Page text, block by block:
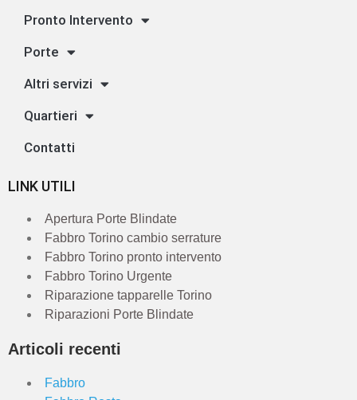
Pronto Intervento
Porte
Altri servizi
Quartieri
Contatti
LINK UTILI
Apertura Porte Blindate
Fabbro Torino cambio serrature
Fabbro Torino pronto intervento
Fabbro Torino Urgente
Riparazione tapparelle Torino
Riparazioni Porte Blindate
Articoli recenti
Fabbro